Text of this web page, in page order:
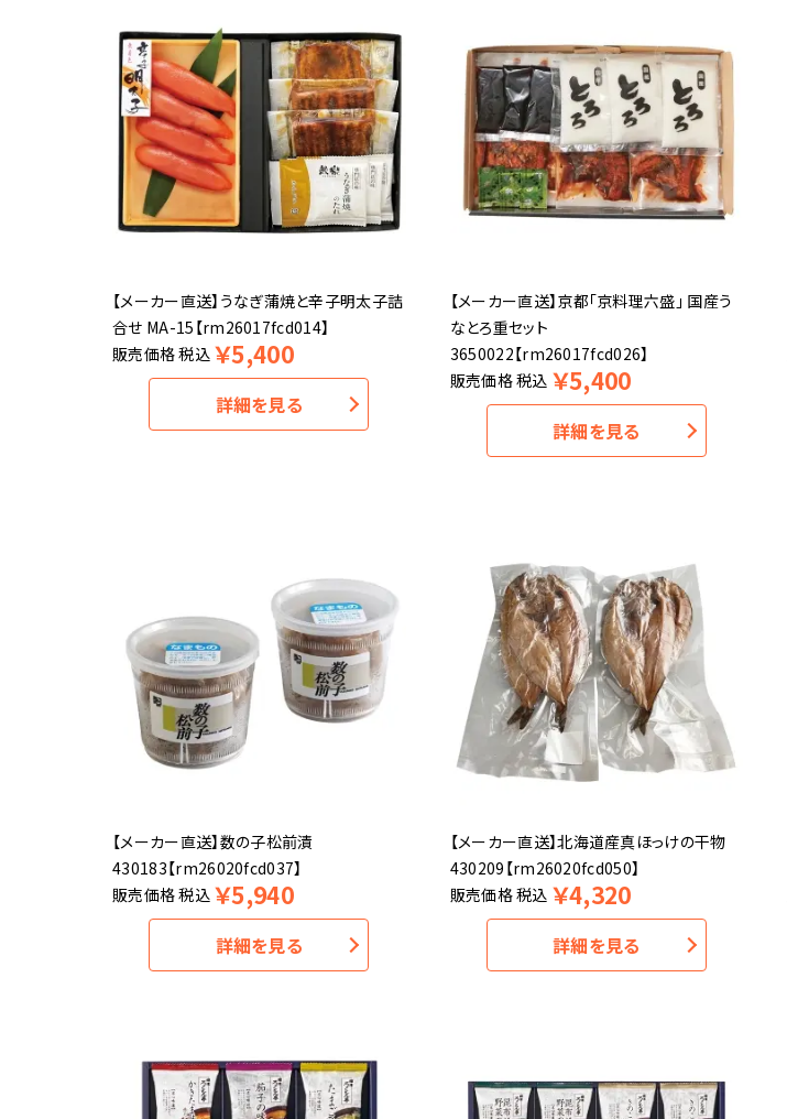
【メーカー直送】うなぎ蒲焼と辛子明太子詰
合せ MA-15【rm26017fcd014】
販売価格税込 ￥5,400
詳細を見る
【メーカー直送】京都「京料理六盛」 国産う
なとろ重セット
3650022【rm26017fcd026】
販売価格税込 ￥5,400
詳細を見る
【メーカー直送】数の子松前漬
430183【rm26020fcd037】
販売価格税込 ￥5,940
詳細を見る
【メーカー直送】北海道産真ほっけの干物
430209【rm26020fcd050】
販売価格税込 ￥4,320
詳細を見る